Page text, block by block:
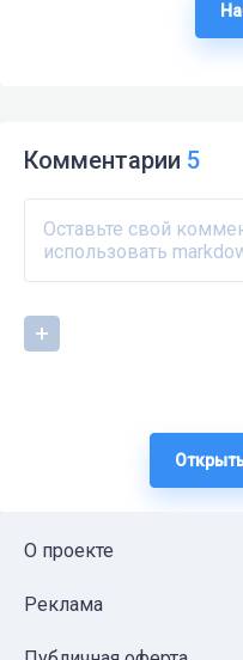
Комментарии 5
О проекте
Реклама